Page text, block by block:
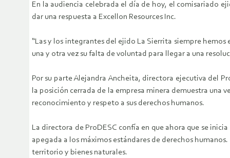
En la audiencia celebrada el día de hoy, el comisariado
dar una respuesta a Excellon Resources Inc.
“Las y los integrantes del ejido La Sierrita siempre
una y otra vez su falta de voluntad para llegar a una
Por su parte Alejandra Ancheita, directora ejecutiva del
la posición cerrada de la empresa minera demuestra una
reconocimiento y respeto a sus derechos humanos.
La directora de ProDESC confía en que ahora que se
apegada a los máximos estándares de derechos
territorio y bienes naturales.